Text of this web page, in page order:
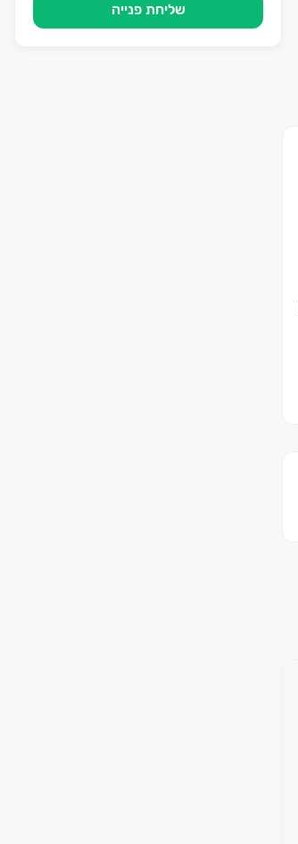
שליחת פנייה